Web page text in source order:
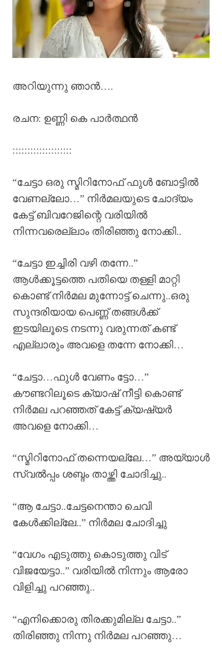
അറിയുന്നു ഞാൻ….
രചന: ഉണ്ണി കെ പാർത്ഥൻ
::::::::::::::::::::
“ചേട്ടാ ഒരു സ്മിറിനോഫ് ഫുൾ ബോട്ടിൽ
വേണല്ലോ…” നിർമലയുടെ ചോദ്യം
കേട്ട് ബിവറേജിന്റെ വരിയിൽ
നിന്നവരെല്ലാം തിരിഞ്ഞു നോക്കി..
“ചേട്ടാ ഇച്ചിരി വഴി തന്നേ..”
ആൾക്കൂട്ടത്തെ പതിയെ തള്ളി മാറ്റി
കൊണ്ട് നിർമല മുന്നോട്ട് ചെന്നു..ഒരു
സുന്ദരിയായ പെണ്ണ് തങ്ങൾക്ക്
ഇടയിലൂടെ നടന്നു വരുന്നത് കണ്ട്
എല്ലാരും അവളെ തന്നേ നോക്കി…
“ചേട്ടാ…ഫുൾ വേണം ട്ടോ…”
കൗണ്ടറിലൂടെ ക്യാഷ് നീട്ടി കൊണ്ട്
നിർമല പറഞ്ഞത് കേട്ട് ക്യഷ്യർ
അവളെ നോക്കി…
“സ്മിറിനോഫ് തന്നെയല്ലേ…” അയ്യാൾ
സ്വൽപ്പം ശബ്ദം താഴ്ത്തി ചോദിച്ചു..
“ആ ചേട്ടാ..ചേട്ടനെന്താ ചെവി
കേൾക്കില്ലേ..” നിർമല ചോദിച്ചു
“വേഗം എടുത്തു കൊടുത്തു വിട്
വിജയേട്ടാ..” വരിയിൽ നിന്നും ആരോ
വിളിച്ചു പറഞ്ഞു..
“എനിക്കൊരു തിരക്കുമില്ല ചേട്ടാ..”
തിരിഞ്ഞു നിന്നു നിർമല പറഞ്ഞു…